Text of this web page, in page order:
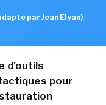
par Jean Elyan) ,
d'outils
pour